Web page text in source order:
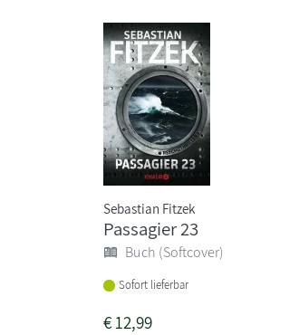
Sebastian Fitzek
Passagier 23
Buch (Softcover)
Sofort lieferbar
€12,99